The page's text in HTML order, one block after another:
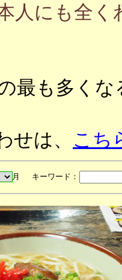
人にも全く
最も多く
は、 こち
月 キーワード：